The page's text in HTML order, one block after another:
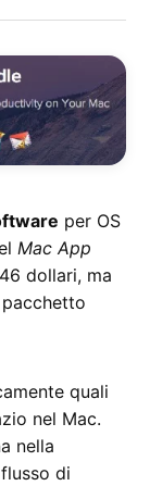
per OS
Mac App
dollari, ma
quali
nel Mac.
nella
di